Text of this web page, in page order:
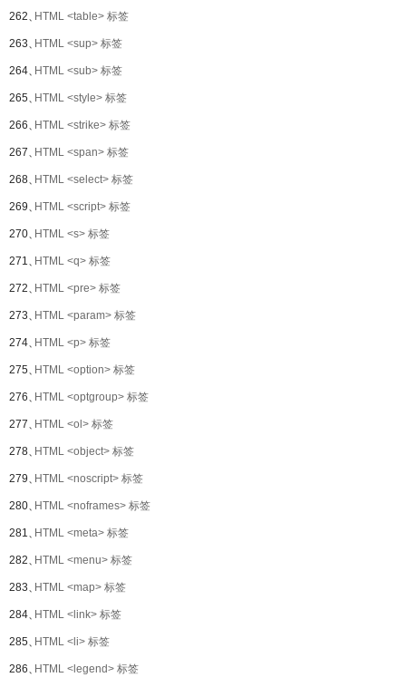
262、HTML <table> 标签
263、HTML <sup> 标签
264、HTML <sub> 标签
265、HTML <style> 标签
266、HTML <strike> 标签
267、HTML <span> 标签
268、HTML <select> 标签
269、HTML <script> 标签
270、HTML <s> 标签
271、HTML <q> 标签
272、HTML <pre> 标签
273、HTML <param> 标签
274、HTML <p> 标签
275、HTML <option> 标签
276、HTML <optgroup> 标签
277、HTML <ol> 标签
278、HTML <object> 标签
279、HTML <noscript> 标签
280、HTML <noframes> 标签
281、HTML <meta> 标签
282、HTML <menu> 标签
283、HTML <map> 标签
284、HTML <link> 标签
285、HTML <li> 标签
286、HTML <legend> 标签